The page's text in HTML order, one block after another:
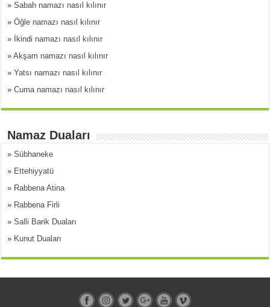
»Sabah namazı nasıl kılınır
»Öğle namazı nasıl kılınır
»
İkindi namazı nasıl kılınır
»Akşam namazı nasıl kılınır
»Yatsı namazı nasıl kılınır
»Cuma namazı nasıl kılınır
Namaz Duaları
»Sübhaneke
» Ettehiyyatü
» Rabbena Atina
» Rabbena Firli
»Salli Barik Duaları
» Kunut Duaları